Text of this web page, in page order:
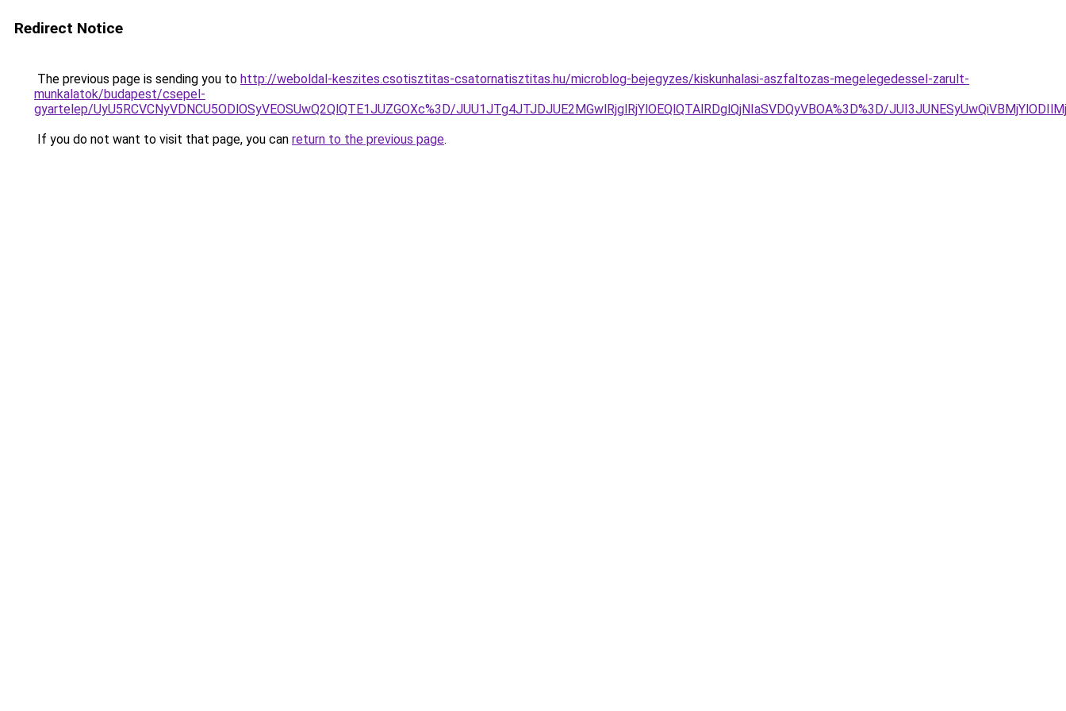
Redirect Notice
The previous page is sending you to http://weboldal-keszites.csotisztitas-csatornatisztitas.hu/microblog-bejegyzes/kiskunhalasi-aszfaltozas-megelegedessel-zarult-
munkalatok/budapest/csepel-
gyartelep/UyU5RCVCNyVDNCU5ODlOSyVEOSUwQ2QlQTE1JUZGOXc%3D/JUU1JTg4JTJDJUE2MGwlRjglRjYlOEQlQTAlRDglQjNIaSVDQyVBOA%3D%3D/
If you do not want to visit that page, you can return to the previous page.